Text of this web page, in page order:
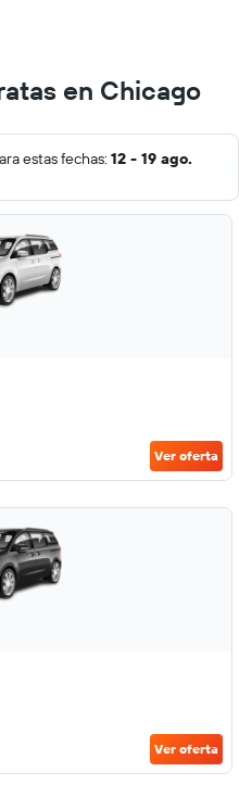
en Chicago
estas fechas: 12 - 19 ago.
Ver oferta
Ver oferta